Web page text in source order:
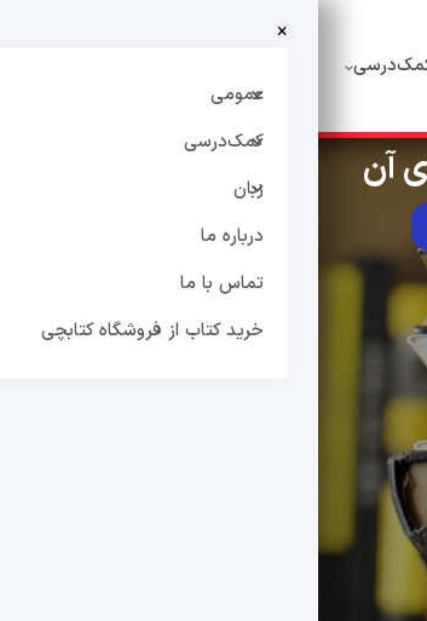
×
عمومی
کمک‌درسی
زبان
درباره ما
تماس با ما
خرید کتاب از فروشگاه کتابچی
آن